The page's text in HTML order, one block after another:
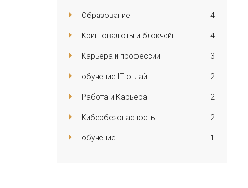
Образование 4
Криптовалюты и блокчейн 4
Карьера и профессии 3
обучение IT онлайн 2
Работа и Карьера 2
Кибербезопасность 2
обучение 1